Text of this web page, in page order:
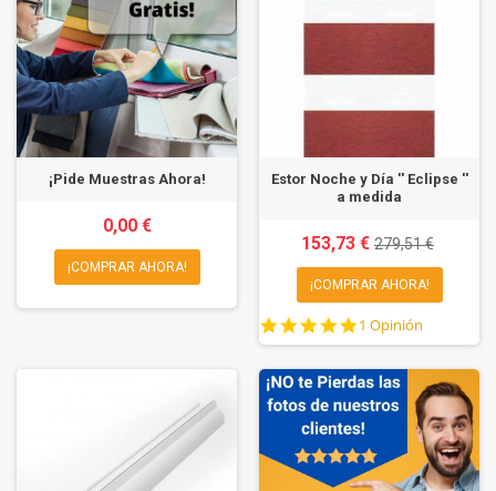
¡Pide Muestras Ahora!
0,00 €
¡COMPRAR AHORA!
Estor Noche y Día '' Eclipse ''
a medida
153,73 € 279,51 €
¡COMPRAR AHORA!
5.0
star
1 Opinión